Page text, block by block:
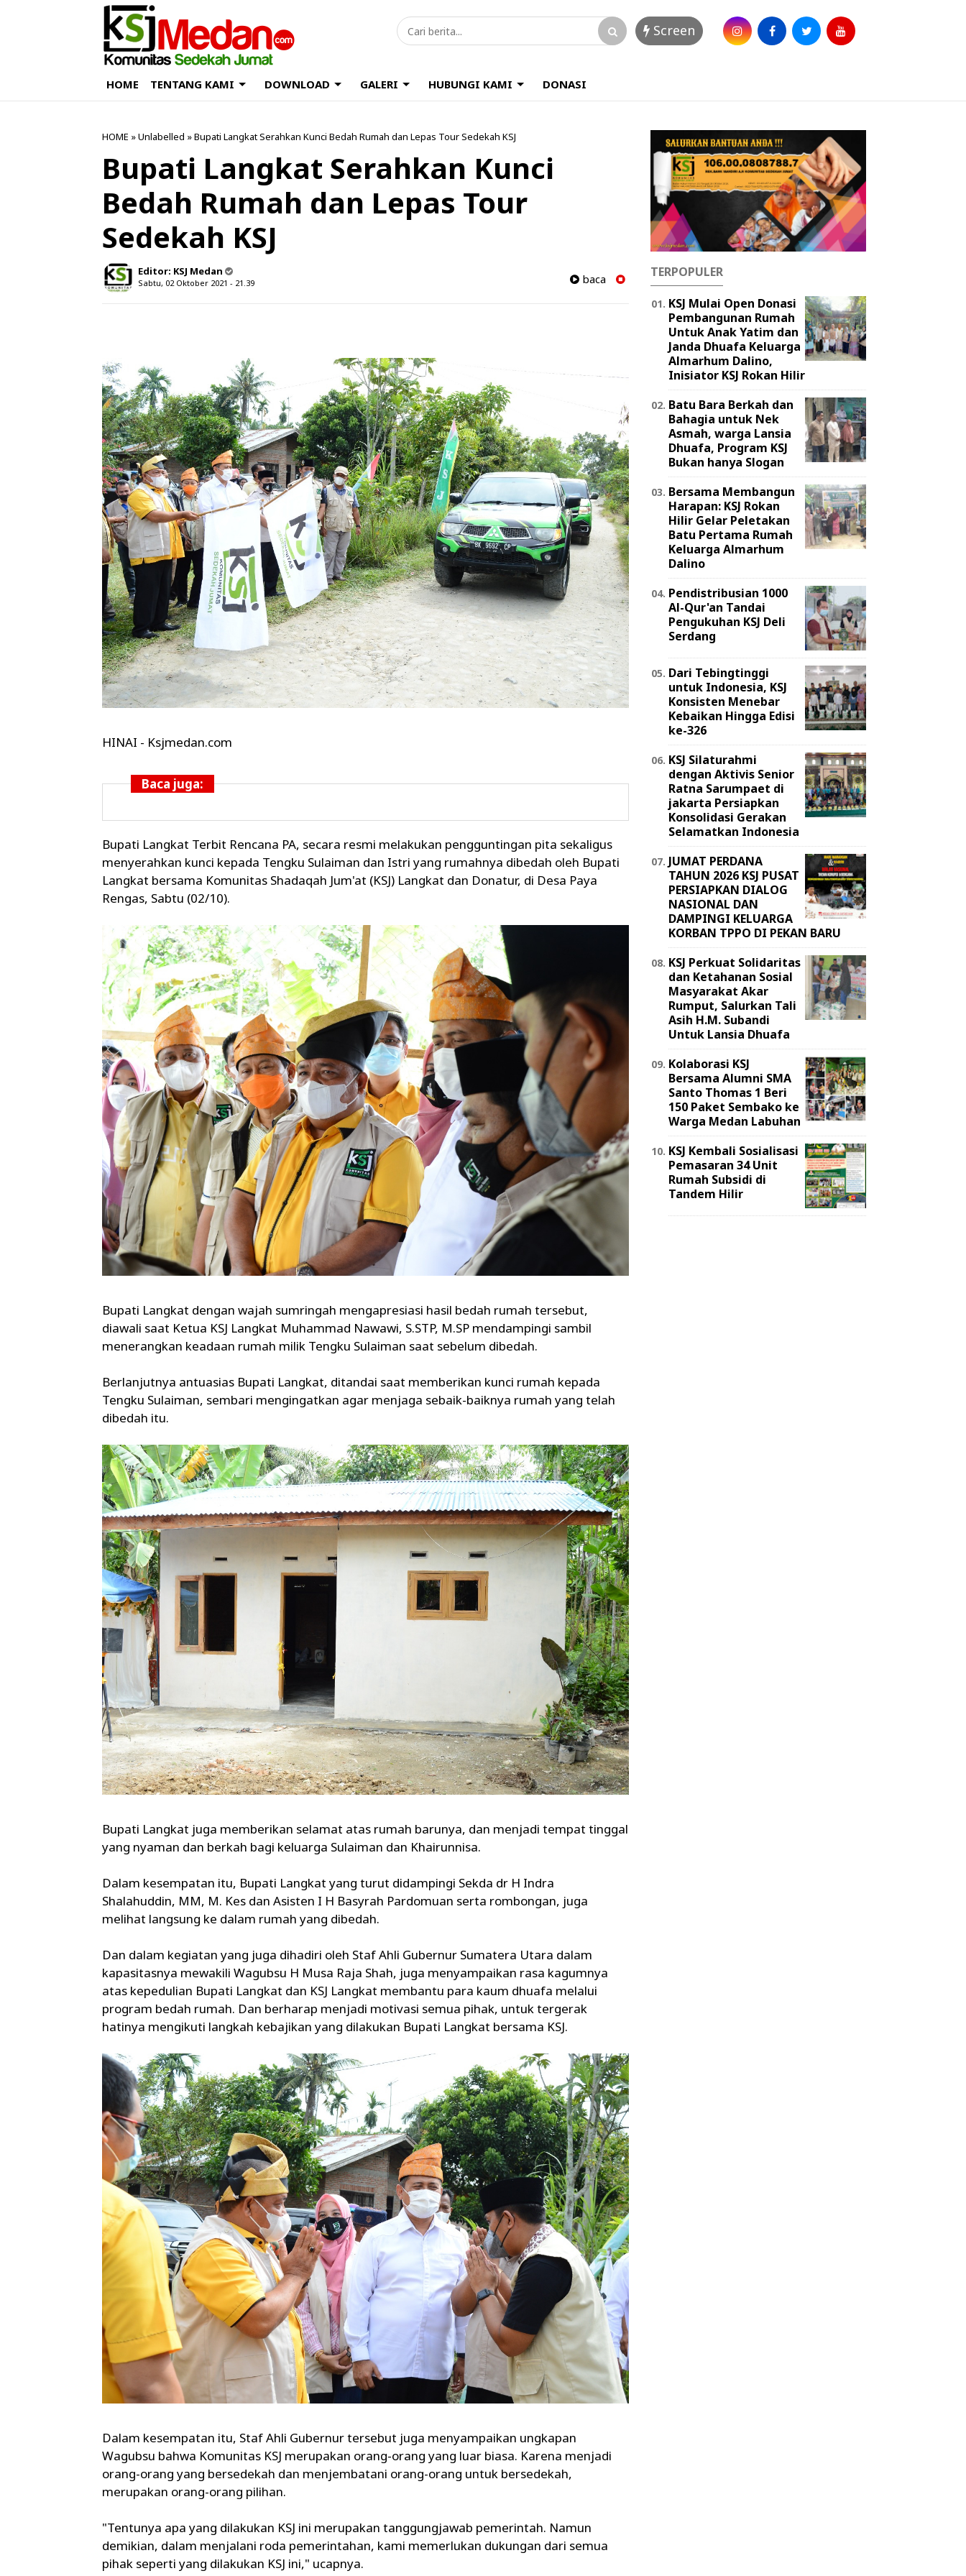
Screen
HOME TENTANG KAMI DOWNLOAD GALERI HUBUNGI KAMI DONASI
HOME » Unlabelled » Bupati Langkat Serahkan Kunci Bedah Rumah dan Lepas Tour Sedekah KSJ
Bupati Langkat Serahkan Kunci
Bedah Rumah dan Lepas Tour
Sedekah KSJ
Editor: KSJ Medan
Sabtu, 02 Oktober 2021 - 21.39 baca
HINAI - Ksjmedan.com
Baca juga:
Bupati Langkat Terbit Rencana PA, secara resmi melakukan pengguntingan pita sekaligus
menyerahkan kunci kepada Tengku Sulaiman dan Istri yang rumahnya dibedah oleh Bupati
Langkat bersama Komunitas Shadaqah Jum'at (KSJ) Langkat dan Donatur, di Desa Paya
Rengas, Sabtu (02/10).
Bupati Langkat dengan wajah sumringah mengapresiasi hasil bedah rumah tersebut,
diawali saat Ketua KSJ Langkat Muhammad Nawawi, S.STP, M.SP mendampingi sambil
menerangkan keadaan rumah milik Tengku Sulaiman saat sebelum dibedah.
Berlanjutnya antuasias Bupati Langkat, ditandai saat memberikan kunci rumah kepada
Tengku Sulaiman, sembari mengingatkan agar menjaga sebaik-baiknya rumah yang telah
dibedah itu.
Bupati Langkat juga memberikan selamat atas rumah barunya, dan menjadi tempat tinggal
yang nyaman dan berkah bagi keluarga Sulaiman dan Khairunnisa.
Dalam kesempatan itu, Bupati Langkat yang turut didampingi Sekda dr H Indra
Shalahuddin, MM, M. Kes dan Asisten I H Basyrah Pardomuan serta rombongan, juga
melihat langsung ke dalam rumah yang dibedah.
Dan dalam kegiatan yang juga dihadiri oleh Staf Ahli Gubernur Sumatera Utara dalam
kapasitasnya mewakili Wagubsu H Musa Raja Shah, juga menyampaikan rasa kagumnya
atas kepedulian Bupati Langkat dan KSJ Langkat membantu para kaum dhuafa melalui
program bedah rumah. Dan berharap menjadi motivasi semua pihak, untuk tergerak
hatinya mengikuti langkah kebajikan yang dilakukan Bupati Langkat bersama KSJ.
Dalam kesempatan itu, Staf Ahli Gubernur tersebut juga menyampaikan ungkapan
Wagubsu bahwa Komunitas KSJ merupakan orang-orang yang luar biasa. Karena menjadi
orang-orang yang bersedekah dan menjembatani orang-orang untuk bersedekah,
merupakan orang-orang pilihan.
"Tentunya apa yang dilakukan KSJ ini merupakan tanggungjawab pemerintah. Namun
demikian, dalam menjalani roda pemerintahan, kami memerlukan dukungan dari semua
pihak seperti yang dilakukan KSJ ini," ucapnya.
TERPOPULER
KSJ Mulai Open Donasi
Pembangunan Rumah
Untuk Anak Yatim dan
Janda Dhuafa Keluarga
Almarhum Dalino,
Inisiator KSJ Rokan Hilir
Batu Bara Berkah dan
Bahagia untuk Nek
Asmah, warga Lansia
Dhuafa, Program KSJ
Bukan hanya Slogan
Bersama Membangun
Harapan: KSJ Rokan
Hilir Gelar Peletakan
Batu Pertama Rumah
Keluarga Almarhum
Dalino
Pendistribusian 1000
Al-Qur'an Tandai
Pengukuhan KSJ Deli
Serdang
Dari Tebingtinggi
untuk Indonesia, KSJ
Konsisten Menebar
Kebaikan Hingga Edisi
ke-326
KSJ Silaturahmi
dengan Aktivis Senior
Ratna Sarumpaet di
jakarta Persiapkan
Konsolidasi Gerakan
Selamatkan Indonesia
JUMAT PERDANA
TAHUN 2026 KSJ PUSAT
PERSIAPKAN DIALOG
NASIONAL DAN
DAMPINGI KELUARGA
KORBAN TPPO DI PEKAN BARU
KSJ Perkuat Solidaritas
dan Ketahanan Sosial
Masyarakat Akar
Rumput, Salurkan Tali
Asih H.M. Subandi
Untuk Lansia Dhuafa
Kolaborasi KSJ
Bersama Alumni SMA
Santo Thomas 1 Beri
150 Paket Sembako ke
Warga Medan Labuhan
KSJ Kembali Sosialisasi
Pemasaran 34 Unit
Rumah Subsidi di
Tandem Hilir